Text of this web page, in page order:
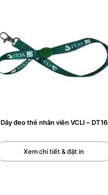
BIẾN HIỆN NAY
Dây đeo thẻ nhân viên VCLI – DT16
Xem chi tiết & đặt in